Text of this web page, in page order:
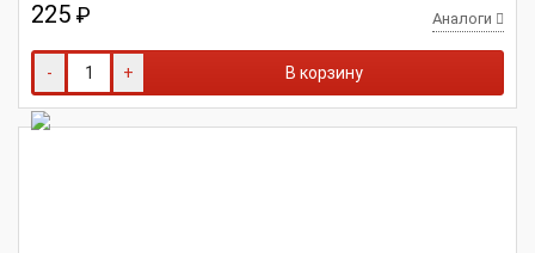
225 ₽ Аналоги
- + В корзину